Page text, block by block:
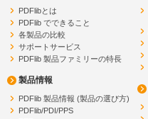
PDFlibとは
PDFlib でできること
各製品の比較
サポートサービス
PDFlib 製品ファミリーの特長
製品情報
PDFlib 製品情報 (製品の選び方)
PDFlib/PDI/PPS